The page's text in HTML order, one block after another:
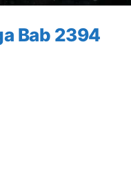
Bab 2394